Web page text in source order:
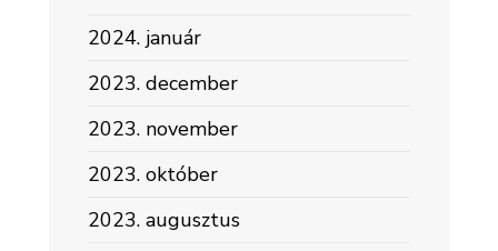
2024. január
2023. december
2023. november
2023. október
2023. augusztus